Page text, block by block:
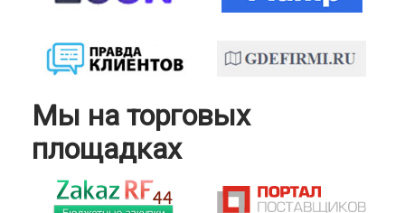
Мы на торговых
площадках